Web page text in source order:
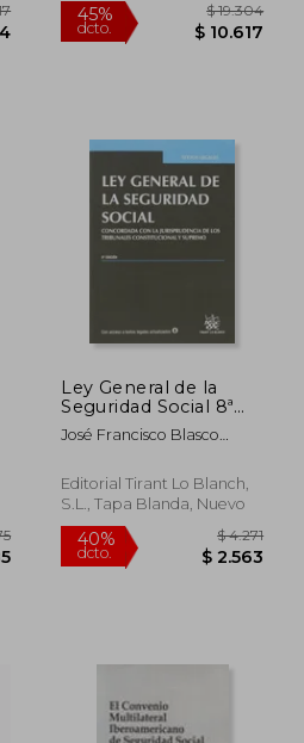
45%
Ley General de la
Seguridad Social 8ª
Ed. 2014 (Textos
Legales)
José Francisco Blasco
Editorial Tirant Lo Blanch,
S.L., Tapa Blanda, Nuevo